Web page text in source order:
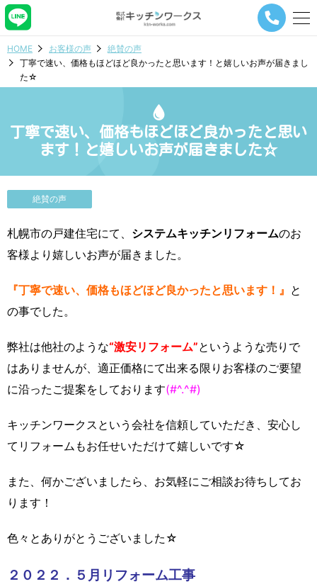
メ
ー
ビ
シ
ョ
タ
HOME お客様の声
絶賛の声
丁寧で速い、価格もほどほど良かったと思います！と嬉しいお声が届きまし
た☆
丁寧で速い、価格もほどほど良かったと思い
ます！と嬉しいお声が届きました☆
絶賛の声
札幌市の戸建住宅にて、 システムキッチンリフォームのお
客様より嬉しいお声が届きました。
『丁寧で速い、価格もほどほど良かったと思います！』 と
の事でした。
弊社は他社のような“激安リフォーム”というような売りで
はありませんが、適正価格にて出来る限りお客様のご要望
に沿ったご提案をしております(#^.^#)
キッチンワークスという会社を信頼していただき、安心し
てリフォームもお任せいただけて嬉しいです☆
また、何かございましたら、お気軽にご相談お待ちしてお
ります！
色々とありがとうございました☆
２０２２．５月リフォーム工事